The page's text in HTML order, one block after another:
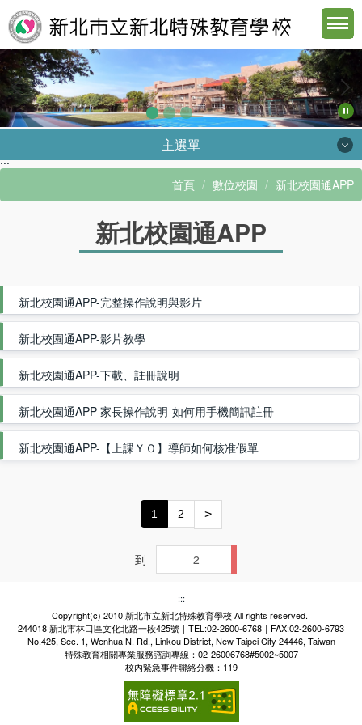
跳
到
主
要
內
容
區
主選單
數位校園
遠距學習
:::
首頁
數位校園 新北校園通APP
新北校園通APP
新北校園通APP-完整操作說明與影片
新北校園通APP-影片教學
新北校園通APP-下載、註冊說明
新北校園通APP-家長操作說明-如何用手機簡訊註冊
新北校園通APP-【上課ＹＯ】導師如何核准假單
1 2 >
到
:::
Copyright(c) 2010 新北市立新北特殊教育學校 All rights reserved.
244018 新北市林口區文化北路一段425號｜TEL:02-2600-6768｜FAX:02-2600-6793
No.425, Sec. 1, Wenhua N. Rd., Linkou District, New Taipei City 24446, Taiwan
特殊教育相關專業服務諮詢專線：02-26006768#5002~5007
校內緊急事件聯絡分機：119